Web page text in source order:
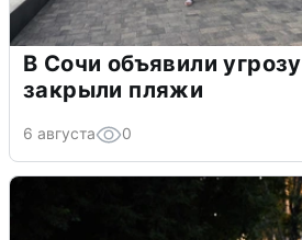
В Сочи объявили
закрыли пляжи
6 августа 0